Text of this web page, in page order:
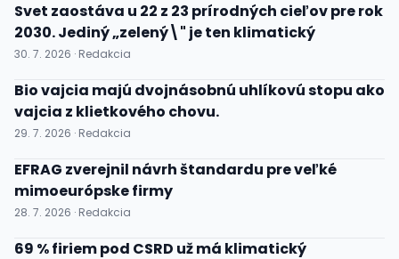
Svet zaostáva u 22 z 23 prírodných cieľov pre rok
2030. Jediný „zelený\" je ten klimatický
30. 7. 2026 · Redakcia
Bio vajcia majú dvojnásobnú uhlíkovú stopu ako
vajcia z klietkového chovu.
29. 7. 2026 · Redakcia
EFRAG zverejnil návrh štandardu pre veľké
mimoeurópske firmy
28. 7. 2026 · Redakcia
69 % firiem pod CSRD už má klimatický